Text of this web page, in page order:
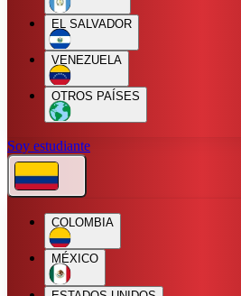
EL SALVADOR
VENEZUELA
OTROS PAÍSES
Soy estudiante
COLOMBIA
MÉXICO